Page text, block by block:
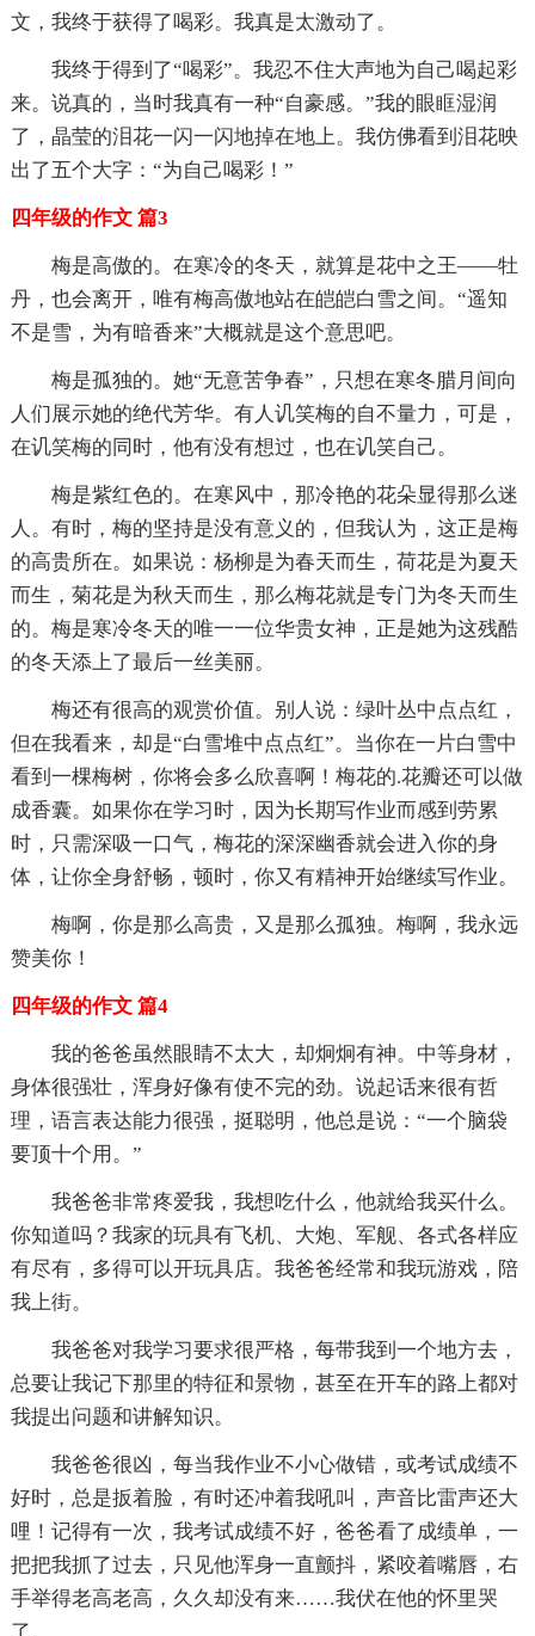
文，我终于获得了喝彩。我真是太激动了。
我终于得到了“喝彩”。我忍不住大声地为自己喝起彩
来。说真的，当时我真有一种“自豪感。”我的眼眶湿润
了，晶莹的泪花一闪一闪地掉在地上。我仿佛看到泪花映
出了五个大字：“为自己喝彩！”
四年级的作文 篇3
梅是高傲的。在寒冷的冬天，就算是花中之王——牡
丹，也会离开，唯有梅高傲地站在皑皑白雪之间。“遥知
不是雪，为有暗香来”大概就是这个意思吧。
梅是孤独的。她“无意苦争春”，只想在寒冬腊月间向
人们展示她的绝代芳华。有人讥笑梅的自不量力，可是，
在讥笑梅的同时，他有没有想过，也在讥笑自己。
梅是紫红色的。在寒风中，那冷艳的花朵显得那么迷
人。有时，梅的坚持是没有意义的，但我认为，这正是梅
的高贵所在。如果说：杨柳是为春天而生，荷花是为夏天
而生，菊花是为秋天而生，那么梅花就是专门为冬天而生
的。梅是寒冷冬天的唯一一位华贵女神，正是她为这残酷
的冬天添上了最后一丝美丽。
梅还有很高的观赏价值。别人说：绿叶丛中点点红，
但在我看来，却是“白雪堆中点点红”。当你在一片白雪中
看到一棵梅树，你将会多么欣喜啊！梅花的.花瓣还可以做
成香囊。如果你在学习时，因为长期写作业而感到劳累
时，只需深吸一口气，梅花的深深幽香就会进入你的身
体，让你全身舒畅，顿时，你又有精神开始继续写作业。
梅啊，你是那么高贵，又是那么孤独。梅啊，我永远
赞美你！
四年级的作文 篇4
我的爸爸虽然眼睛不太大，却炯炯有神。中等身材，
身体很强壮，浑身好像有使不完的劲。说起话来很有哲
理，语言表达能力很强，挺聪明，他总是说：“一个脑袋
要顶十个用。”
我爸爸非常疼爱我，我想吃什么，他就给我买什么。
你知道吗？我家的玩具有飞机、大炮、军舰、各式各样应
有尽有，多得可以开玩具店。我爸爸经常和我玩游戏，陪
我上街。
我爸爸对我学习要求很严格，每带我到一个地方去，
总要让我记下那里的特征和景物，甚至在开车的路上都对
我提出问题和讲解知识。
我爸爸很凶，每当我作业不小心做错，或考试成绩不
好时，总是扳着脸，有时还冲着我吼叫，声音比雷声还大
哩！记得有一次，我考试成绩不好，爸爸看了成绩单，一
把把我抓了过去，只见他浑身一直颤抖，紧咬着嘴唇，右
手举得老高老高，久久却没有来……我伏在他的怀里哭
了。